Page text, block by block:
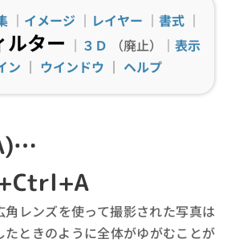
｜ イメージ ｜ レイヤー ｜ 書式 ｜
ルター ｜ ３Ｄ （廃止）｜ 表示
ン ｜ ウインドウ ｜ ヘルプ
レンズを使って撮影された写真は
たときのように全体がゆがむことが